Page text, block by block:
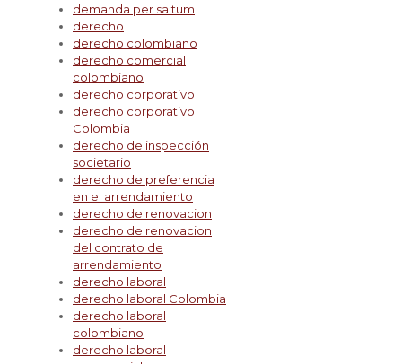
demanda per saltum
derecho
derecho colombiano
derecho comercial
colombiano
derecho corporativo
derecho corporativo
Colombia
derecho de inspección
societario
derecho de preferencia
en el arrendamiento
derecho de renovacion
derecho de renovacion
del contrato de
arrendamiento
derecho laboral
derecho laboral Colombia
derecho laboral
colombiano
derecho laboral